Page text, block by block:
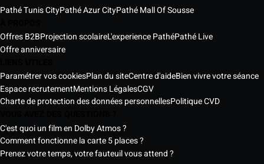
Pathé Tunis CityPathé Azur CityPathé Mall Of Sousse
Offres B2BProjection scolaireL'experience PathéPathé Live
Offre anniversaire
Paramétrer vos cookiesPlan du siteCentre d'aideBien vivre votre séance
Espace recrutementMentions LégalesCGV
Charte de protection des données personnellesPolitique CVD
C'est quoi un film en Dolby Atmos ?
Comment fonctionne la carte 5 places ?
Prenez votre temps, votre fauteuil vous attend ?